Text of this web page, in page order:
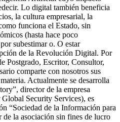
Lo digital también beneficia
la cultura empresarial, la
funciona el Estado, sin
(hasta hace poco
subestimar o. O estar
de la Revolución Digital. Por
Postgrado, Escritor, Consultor,
comparte con nosotros sus
Actualmente se desarrolla
director de la empresa
Security Services), es
“Sociedad de la Información para
de la asociación sin fines de lucro